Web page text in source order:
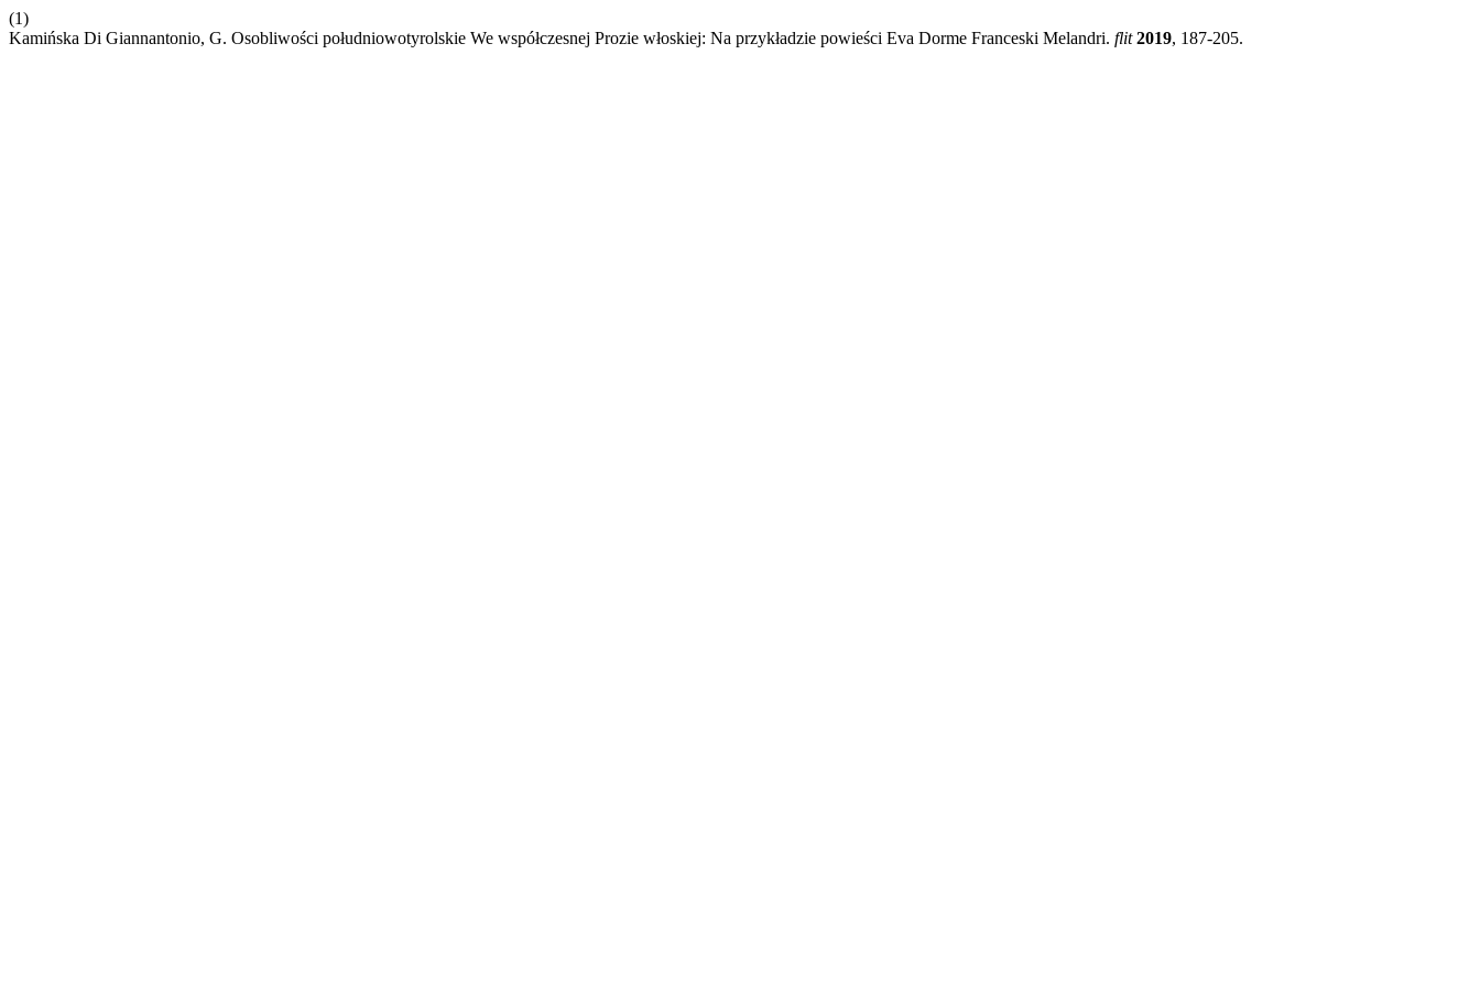
(1)
Kamińska Di Giannantonio, G. Osobliwości południowotyrolskie We współczesnej Prozie włoskiej: Na przykładzie powieści Eva Dorme Franceski Melandri. flit 2019, 187-205.